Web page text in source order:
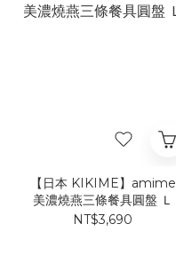
【日本 KIKIME】amime
美濃燒燕三條餐具圓盤 Ｌ
NT$3,690